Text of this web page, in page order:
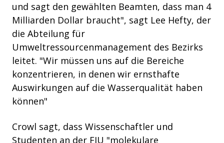
und sagt den gewählten Beamten, dass man 4
Milliarden Dollar braucht", sagt Lee Hefty, der
die Abteilung für
Umweltressourcenmanagement des Bezirks
leitet. "Wir müssen uns auf die Bereiche
konzentrieren, in denen wir ernsthafte
Auswirkungen auf die Wasserqualität haben
können"
Crowl sagt, dass Wissenschaftler und
Studenten an der FIU "molekulare